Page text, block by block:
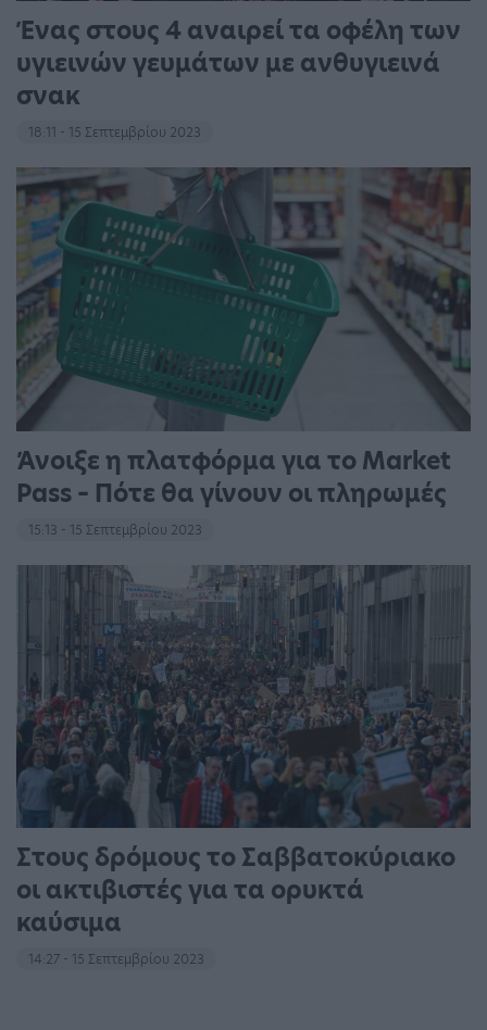
Ένας στους 4 αναιρεί τα οφέλη των
υγιεινών γευμάτων με ανθυγιεινά
σνακ
18:11 - 15 Σεπτεμβρίου 2023
Άνοιξε η πλατφόρμα για το Market
Pass – Πότε θα γίνουν οι πληρωμές
15:13 - 15 Σεπτεμβρίου 2023
Στους δρόμους το Σαββατοκύριακο
οι ακτιβιστές για τα ορυκτά
καύσιμα
14:27 - 15 Σεπτεμβρίου 2023